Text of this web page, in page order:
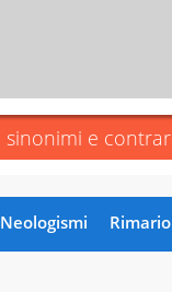
Neologismi Rimario